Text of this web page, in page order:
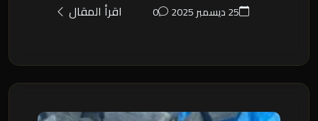
25 ديسمبر 2025 0 اقرأ المقال